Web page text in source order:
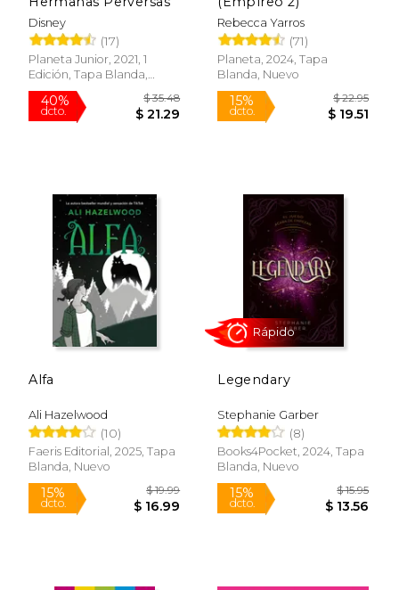
15% 15%
Disney
(17)
Planeta Junior, 2021, 1
Edición, Tapa Blanda,
Nuevo
Rebecca Yarros
(71)
Planeta, 2024, Tapa
Blanda, Nuevo
Alfa
Ali Hazelwood
(10)
Faeris Editorial, 2025, Tapa
Blanda, Nuevo
Legendary
Stephanie Garber
(8)
Books4Pocket, 2024, Tapa
Blanda, Nuevo